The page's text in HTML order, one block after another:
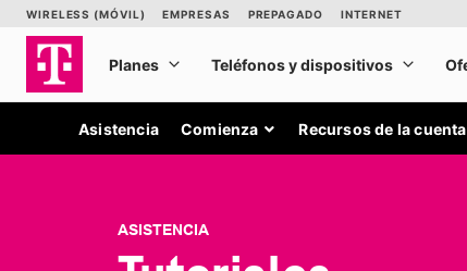
Asistencia Comienza Recursos de la cuenta
ASISTENCIA